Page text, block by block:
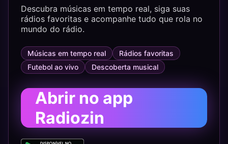
Descubra músicas em tempo real, siga suas
rádios favoritas e acompanhe tudo que rola no
mundo do rádio.
Músicas em tempo real
Rádios favoritas
Futebol ao vivo
Descoberta musical
Abrir no app
Radiozin